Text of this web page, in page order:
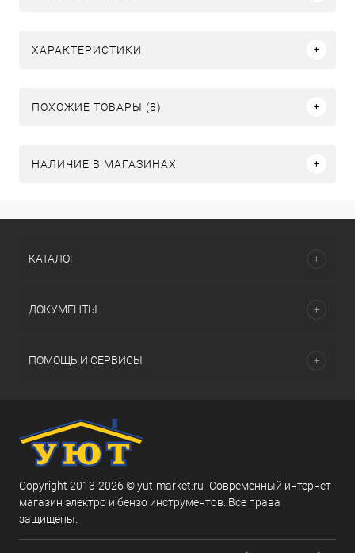
ХАРАКТЕРИСТИКИ
ПОХОЖИЕ ТОВАРЫ (8)
НАЛИЧИЕ В МАГАЗИНАХ
КАТАЛОГ
ДОКУМЕНТЫ
ПОМОЩЬ И СЕРВИСЫ
Copyright 2013-2026 © yut-market.ru -Современный интернет-
магазин электро и бензо инструментов. Все права
защищены.